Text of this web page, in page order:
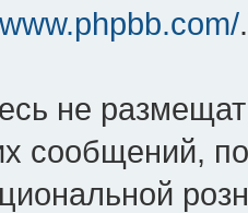
.
не
сообщений,